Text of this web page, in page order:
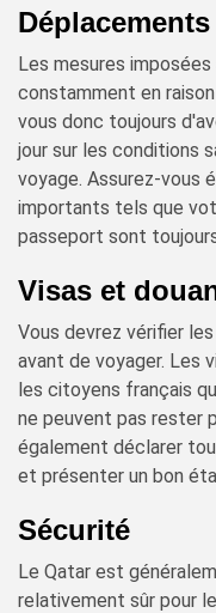
Les mesures
constamment en
vous donc toujours
jour sur les conditions
voyage. Assurez-vous
importants tels que
passeport sont
Visas et
Vous devrez vérifier
avant de voyager. Les
les citoyens français
ne peuvent pas rester
également déclarer
et présenter un bon
Sécurité
Le Qatar est
relativement sûr pour